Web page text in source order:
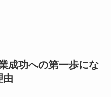
成功への第一歩にな
由